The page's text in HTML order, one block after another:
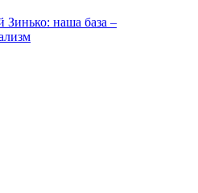
Зинько: наша база –